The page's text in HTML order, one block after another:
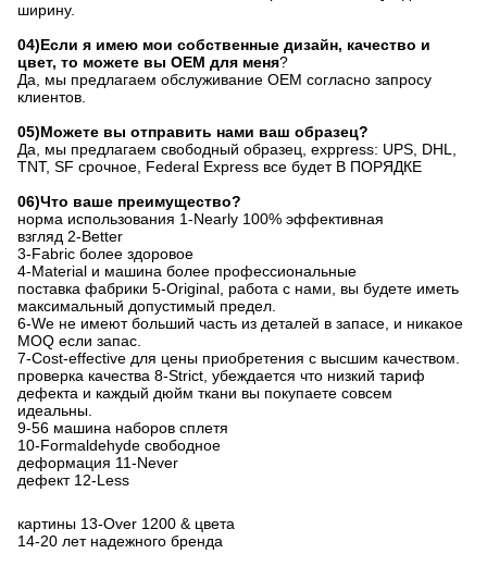
ширину.
04)Если я имею мои собственные дизайн, качество и
цвет, то можете вы OEM для меня?
Да, мы предлагаем обслуживание OEM согласно запросу
клиентов.
05)Можете вы отправить нами ваш образец?
Да, мы предлагаем свободный образец, exppress: UPS, DHL,
TNT, SF срочное, Federal Express все будет В ПОРЯДКЕ
06)Что ваше преимущество?
норма использования 1-Nearly 100% эффективная
взгляд 2-Better
3-Fabric более здоровое
4-Material и машина более профессиональные
поставка фабрики 5-Original, работа с нами, вы будете иметь
максимальный допустимый предел.
6-We не имеют больший часть из деталей в запасе, и никакое
MOQ если запас.
7-Cost-effective для цены приобретения с высшим качеством.
проверка качества 8-Strict, убеждается что низкий тариф
дефекта и каждый дюйм ткани вы покупаете совсем
идеальны.
9-56 машина наборов сплетя
10-Formaldehyde свободное
деформация 11-Never
дефект 12-Less
картины 13-Over 1200 & цвета
14-20 лет надежного бренда